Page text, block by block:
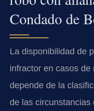
Condado de
La disponibilidad de
infractor en casos
depende de la
de las circunstancias